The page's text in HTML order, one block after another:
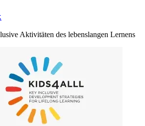
Aktivitäten des lebenslangen Lernens